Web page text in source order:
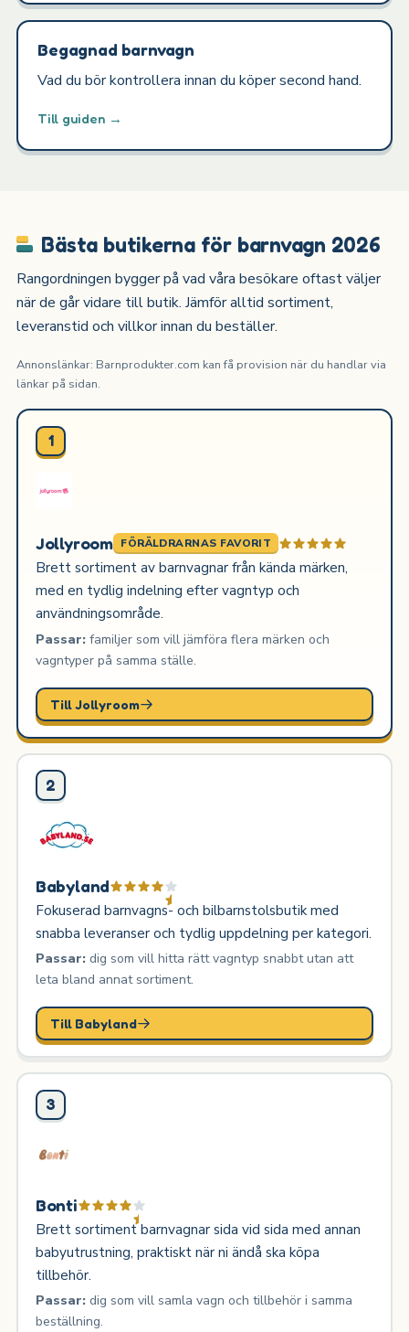
Begagnad barnvagn
Vad du bör kontrollera innan du köper second hand.
Till guiden →
Bästa butikerna för barnvagn 2026
Rangordningen bygger på vad våra besökare oftast väljer
när de går vidare till butik. Jämför alltid sortiment,
leveranstid och villkor innan du beställer.
Annonslänkar: Barnprodukter.com kan få provision när du handlar via
länkar på sidan.
1
Jollyroom FÖRÄLDRARNAS FAVORIT
Brett sortiment av barnvagnar från kända märken,
med en tydlig indelning efter vagntyp och
användningsområde.
Passar:familjer som vill jämföra flera märken och
vagntyper på samma ställe.
Till Jollyroom
2
Babyland
Fokuserad barnvagns- och bilbarnstolsbutik med
snabba leveranser och tydlig uppdelning per kategori.
Passar:dig som vill hitta rätt vagntyp snabbt utan att
leta bland annat sortiment.
Till Babyland
3
Bonti
Brett sortiment barnvagnar sida vid sida med annan
babyutrustning, praktiskt när ni ändå ska köpa
tillbehör.
Passar:dig som vill samla vagn och tillbehör i samma
beställning.